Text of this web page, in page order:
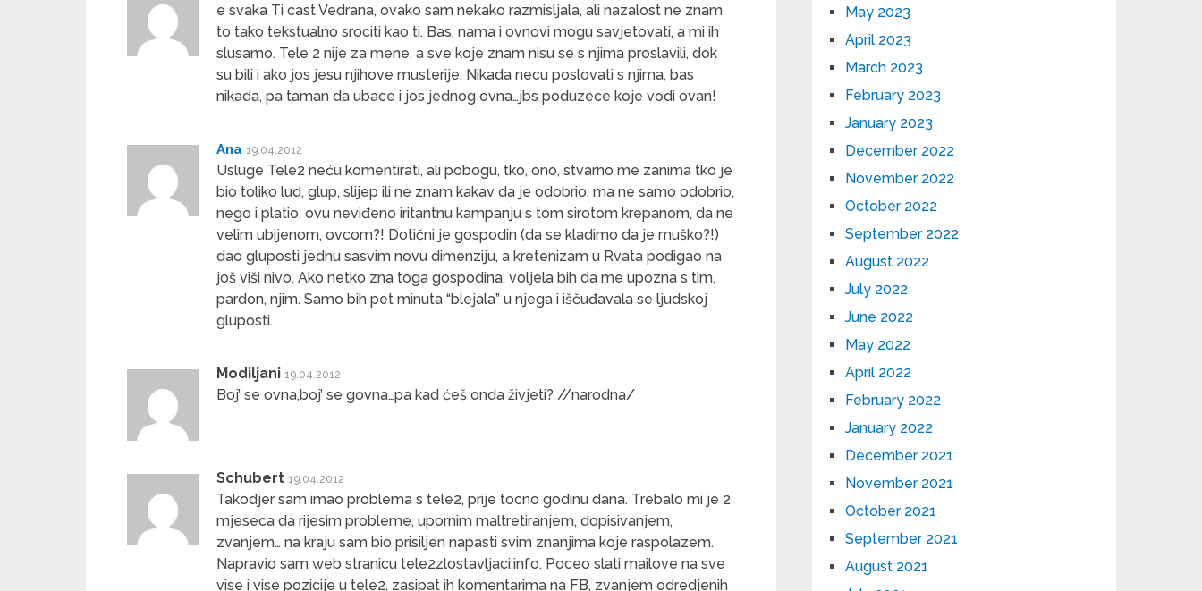
e svaka Ti cast Vedrana, ovako sam nekako razmisljala, ali nazalost ne znam
to tako tekstualno srociti kao ti. Bas, nama i ovnovi mogu savjetovati, a mi ih
slusamo. Tele 2 nije za mene, a sve koje znam nisu se s njima proslavili, dok
su bili i ako jos jesu njihove musterije. Nikada necu poslovati s njima, bas
nikada, pa taman da ubace i jos jednog ovna…jbs poduzece koje vodi ovan!
Ana 19.04.2012
Usluge Tele2 neću komentirati, ali pobogu, tko, ono, stvarno me zanima tko je
bio toliko lud, glup, slijep ili ne znam kakav da je odobrio, ma ne samo odobrio,
nego i platio, ovu neviđeno iritantnu kampanju s tom sirotom krepanom, da ne
velim ubijenom, ovcom?! Dotični je gospodin (da se kladimo da je muško?!)
dao gluposti jednu sasvim novu dimenziju, a kretenizam u Rvata podigao na
još viši nivo. Ako netko zna toga gospodina, voljela bih da me upozna s tim,
pardon, njim. Samo bih pet minuta “blejala” u njega i iščuđavala se ljudskoj
gluposti.
Modiljani 19.04.2012
Boj’ se ovna,boj’ se govna…pa kad ćeš onda živjeti? //narodna/
Schubert 19.04.2012
Takodjer sam imao problema s tele2, prije tocno godinu dana. Trebalo mi je 2
mjeseca da rijesim probleme, upornim maltretiranjem, dopisivanjem,
zvanjem… na kraju sam bio prisiljen napasti svim znanjima koje raspolazem.
Napravio sam web stranicu tele2zlostavljaci.info. Poceo slati mailove na sve
vise i vise pozicije u tele2, zasipat ih komentarima na FB, zvanjem odredjenih
May 2023
April 2023
March 2023
February 2023
January 2023
December 2022
November 2022
October 2022
September 2022
August 2022
July 2022
June 2022
May 2022
April 2022
February 2022
January 2022
December 2021
November 2021
October 2021
September 2021
August 2021